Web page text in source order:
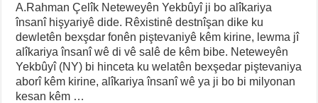
A.Rahman Çelîk Neteweyên Yekbûyî ji bo alîkariya
însanî hişyariyê dide. Rêxistinê destnîşan dike ku
dewletên bexşdar fonên piştevaniyê kêm kirine, lewma jî
alîkariya însanî wê di vê salê de kêm bibe. Neteweyên
Yekbûyî (NY) bi hinceta ku welatên bexşedar piştevaniya
aborî kêm kirine, alîkariya însanî wê ya ji bo bi milyonan
kesan kêm …